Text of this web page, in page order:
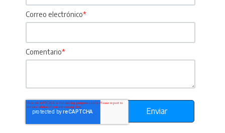
Correo electrónico*
Comentario*